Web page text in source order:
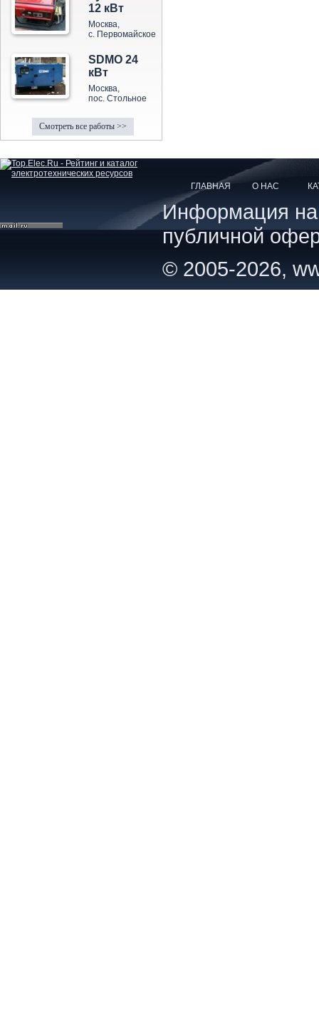
12 кВт
Москва,
с. Первомайское
SDMO 24
кВт
Москва,
пос. Стольное
Смотреть все работы >>
ГЛАВНАЯ О НАС
Информация на
публичной
© 2005-2026,